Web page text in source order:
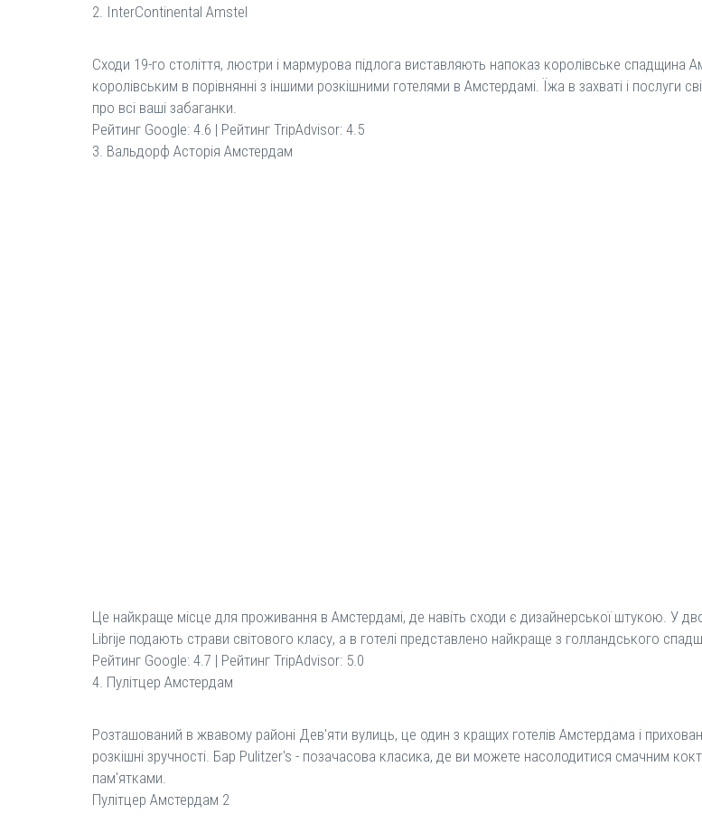
2. InterContinental Amstel
Сходи 19-го століття, люстри і мармурова підлога виставляють напоказ королівське
королівським в порівнянні з іншими розкішними готелями в Амстердамі. Їжа в захваті і
про всі ваші забаганки.
Рейтинг Google: 4.6 | Рейтинг TripAdvisor: 4.5
3. Вальдорф Асторія Амстердам
Це найкраще місце для проживання в Амстердамі, де навіть сходи є дизайнерської штукою. У
Librije подають страви світового класу, а в готелі представлено найкраще з голландського
Рейтинг Google: 4.7 | Рейтинг TripAdvisor: 5.0
4. Пулітцер Амстердам
Розташований в жвавому районі Дев'яти вулиць, це один з кращих готелів Амстердама і
розкішні зручності. Бар Pulitzer's - позачасова класика, де ви можете насолодитися смачним
пам'ятками.
Пулітцер Амстердам 2